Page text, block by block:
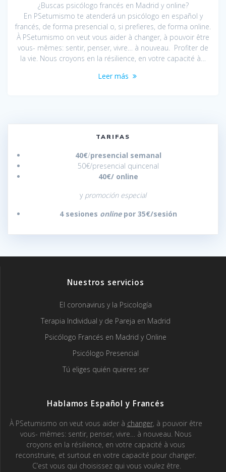
¿Buscas psicólogo francés en Madrid y online?
En PSetumismo te atenderá un psicólogo en español y
francés, de forma presencial o, si prefieres, de forma online.
À PSetumismo on veut vous aider à changer, à pouvoir être
vous- mêmes: sentir, penser, vivre… à nouveau. Profiter de
la vie. Nous croyons en la résilience, en votre capacité à…
Leer más
TARIFAS
40€/presencial semanal
50€/presencial quincenal
40€/ online
y promoción especial
4 sesiones onlinepor 35€/sesión
Nuestros servicios
El coronavirus y la Psicología
Terapia Individual y de Pareja en Madrid
Psicólogo Francés en Madrid y Online
Psicólogo Presencial
Tú eliges quién quieres ser
Hablamos Español y Francés
À PSetumismo on veut vous aider à changer, à pouvoir être
vous- mêmes: sentir, penser, vivre… à nouveau. Nous
croyons en la résilience, en votre capacité à vous
reconstruire, et surtout en votre capacité pour changer.
C’est vous qui choisissez qui vous voulez être.